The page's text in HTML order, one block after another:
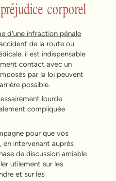
corporel
d'une infraction pénale
de la route ou
il est indispensable
contact avec un
par la loi peuvent
possible.
lourde
compliquée
pour que vos
en intervenant auprès
de discussion amiable
utilement sur les
et sur les